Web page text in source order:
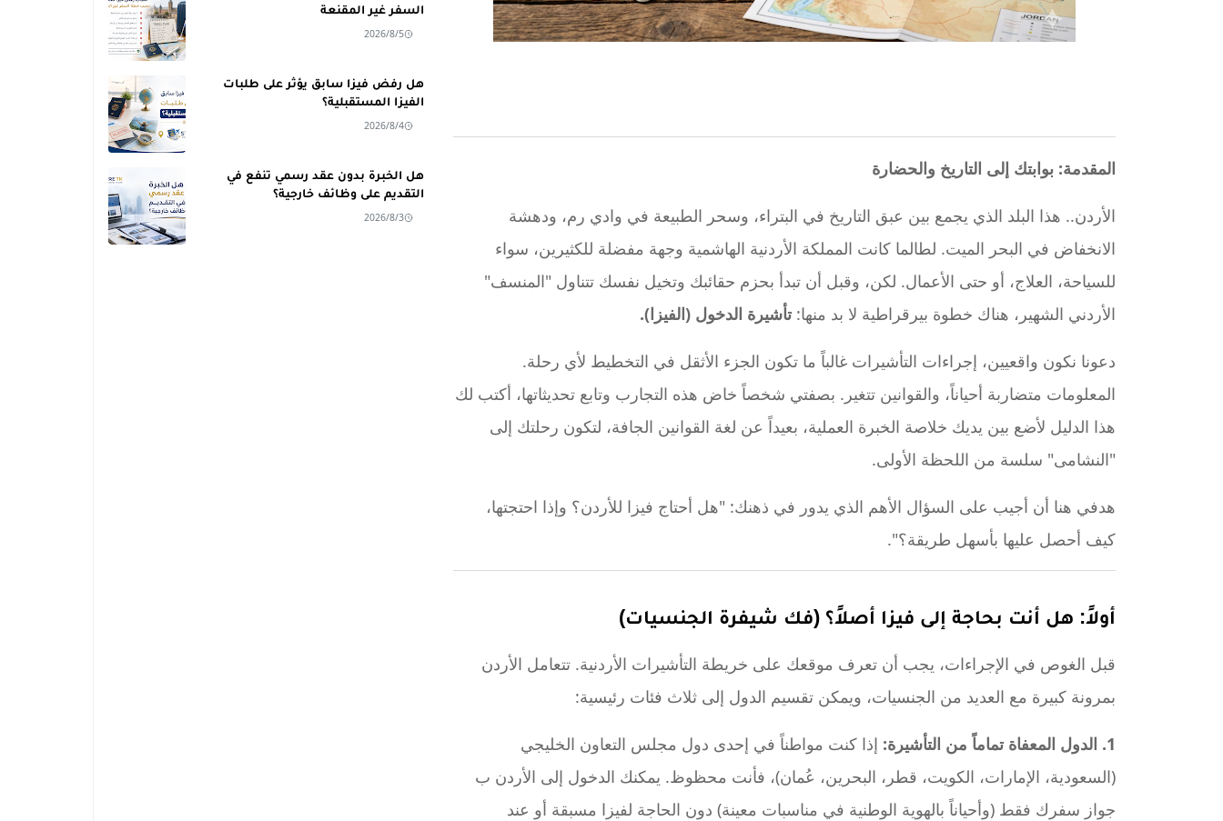
المقدمة: بوابتك إلى التاريخ والحضارة
الأردن.. هذا البلد الذي يجمع بين عبق التاريخ في البتراء، وسحر الطبيعة في وادي رم، ودهشة
الانخفاض في البحر الميت. لطالما كانت المملكة الأردنية الهاشمية وجهة مفضلة للكثيرين، سواء
للسياحة، العلاج، أو حتى الأعمال. لكن، وقبل أن تبدأ بحزم حقائبك وتخيل نفسك تتناول "المنسف"
الأردني الشهير، هناك خطوة بيرقراطية لا بد منها: تأشيرة الدخول (الفيزا).
دعونا نكون واقعيين، إجراءات التأشيرات غالباً ما تكون الجزء الأثقل في التخطيط لأي رحلة.
المعلومات متضاربة أحياناً، والقوانين تتغير. بصفتي شخصاً خاض هذه التجارب وتابع تحديثاتها، أكتب لك
هذا الدليل لأضع بين يديك خلاصة الخبرة العملية، بعيداً عن لغة القوانين الجافة، لتكون رحلتك إلى
"النشامى" سلسة من اللحظة الأولى.
هدفي هنا أن أجيب على السؤال الأهم الذي يدور في ذهنك: "هل أحتاج فيزا للأردن؟ وإذا احتجتها،
كيف أحصل عليها بأسهل طريقة؟".
أولاً: هل أنت بحاجة إلى فيزا أصلاً؟ (فك شيفرة الجنسيات)
قبل الغوص في الإجراءات، يجب أن تعرف موقعك على خريطة التأشيرات الأردنية. تتعامل الأردن
بمرونة كبيرة مع العديد من الجنسيات، ويمكن تقسيم الدول إلى ثلاث فئات رئيسية:
1. الدول المعفاة تماماً من التأشيرة:
إذا كنت مواطناً في إحدى دول مجلس التعاون الخليجي
(السعودية، الإمارات، الكويت، قطر، البحرين، عُمان)، فأنت محظوظ. يمكنك الدخول إلى الأردن ب
جواز سفرك فقط (وأحياناً بالهوية الوطنية في مناسبات معينة) دون الحاجة لفيزا مسبقة أو عند
السفر غير المقنعة
2026/8/5
هل رفض فيزا سابق يؤثر على طلبات
الفيزا المستقبلية؟
2026/8/4
هل الخبرة بدون عقد رسمي تنفع في
التقديم على وظائف خارجية؟
2026/8/3